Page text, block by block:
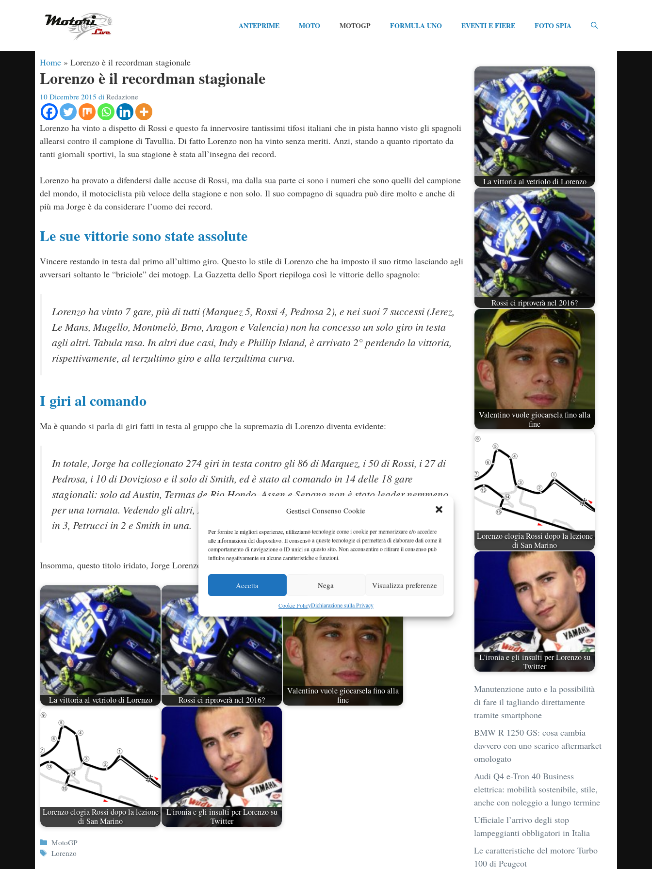
Gestisci Consenso Cookie
Per fornire le migliori esperienze, utilizziamo tecnologie come i cookie per memorizzare e/o accedere
alle informazioni del dispositivo. Il consenso a queste tecnologie ci permetterà di elaborare dati come il
comportamento di navigazione o ID unici su questo sito. Non acconsentire o ritirare il consenso può
influire negativamente su alcune caratteristiche e funzioni.
Accetta Nega Visualizza preferenze
Cookie PolicyDichiarazione sulla Privacy
ANTEPRIME MOTO MOTOGP FORMULA UNO EVENTI E FIERE FOTO SPIA
Home » Lorenzo è il recordman stagionale
Lorenzo è il recordman stagionale
10 Dicembre 2015 di Redazione
Lorenzo ha vinto a dispetto di Rossi e questo fa innervosire tantissimi tifosi italiani che in pista hanno visto gli spagnoli
allearsi contro il campione di Tavullia. Di fatto Lorenzo non ha vinto senza meriti. Anzi, stando a quanto riportato da
tanti giornali sportivi, la sua stagione è stata all’insegna dei record.
Lorenzo ha provato a difendersi dalle accuse di Rossi, ma dalla sua parte ci sono i numeri che sono quelli del campione
del mondo, il motociclista più veloce della stagione e non solo. Il suo compagno di squadra può dire molto e anche di
più ma Jorge è da considerare l’uomo dei record.
Le sue vittorie sono state assolute
Vincere restando in testa dal primo all’ultimo giro. Questo lo stile di Lorenzo che ha imposto il suo ritmo lasciando agli
avversari soltanto le “briciole” dei motogp. La Gazzetta dello Sport riepiloga così le vittorie dello spagnolo:
Lorenzo ha vinto 7 gare, più di tutti (Marquez 5, Rossi 4, Pedrosa 2), e nei suoi 7 successi (Jerez,
Le Mans, Mugello, Montmelò, Brno, Aragon e Valencia) non ha concesso un solo giro in testa
agli altri. Tabula rasa. In altri due casi, Indy e Phillip Island, è arrivato 2° perdendo la vittoria,
rispettivamente, al terzultimo giro e alla terzultima curva.
I giri al comando
Ma è quando si parla di giri fatti in testa al gruppo che la supremazia di Lorenzo diventa evidente:
In totale, Jorge ha collezionato 274 giri in testa contro gli 86 di Marquez, i 50 di Rossi, i 27 di
Pedrosa, i 10 di Dovizioso e il solo di Smith, ed è stato al comando in 14 delle 18 gare
stagionali: solo ad Austin, Termas de Rio Hondo, Assen e Sepang non è stato leader nemmeno
per una tornata. Vedendo gli altri, Marquez è stato al comando in 7 corse, Rossi in 5, Dovizioso
in 3, Petrucci in 2 e Smith in una.
Insomma, questo titolo iridato, Jorge Lorenzo, non è che l’abbia rubato a Rossi!
La vittoria al vetriolo di Lorenzo Rossi ci riproverà nel 2016?
Valentino vuole giocarsela fino alla
fine
Lorenzo elogia Rossi dopo la lezione
di San Marino
L'ironia e gli insulti per Lorenzo su
Twitter
Categorie
MotoGP
Tag
Lorenzo
La vittoria al vetriolo di Lorenzo
Rossi ci riproverà nel 2016?
Valentino vuole giocarsela fino alla
fine
Lorenzo elogia Rossi dopo la lezione
di San Marino
L'ironia e gli insulti per Lorenzo su
Twitter
Manutenzione auto e la possibilità
di fare il tagliando direttamente
tramite smartphone
BMW R 1250 GS: cosa cambia
davvero con uno scarico aftermarket
omologato
Audi Q4 e-Tron 40 Business
elettrica: mobilità sostenibile, stile,
anche con noleggio a lungo termine
Ufficiale l’arrivo degli stop
lampeggianti obbligatori in Italia
Le caratteristiche del motore Turbo
100 di Peugeot